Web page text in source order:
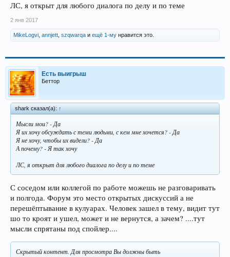
ЛС, я открыт для любого диалога по делу и по теме
2 янв 2017
MikeLogvi, annjett, szqwarqa и ещё 1-му нравится это.
Есть выигрыш
Беттор
shark сказал(а): ↑
Мысли мои? - Да
Я их хочу обсуждать с теми людьми, с кем мне хочется? - Да
Я не хочу, чтобы их видели? - Да
А почему? - Я так хочу
ЛС, я открыт для любого диалога по делу и по теме
С соседом или коллегой по работе можешь не разговаривать
и полгода. Форум это место открытых дискуссий а не
перешёптывание в кулуарах. Человек зашел в тему, видит тут
шо то кроят и ушел, может и не вернутся, а зачем? ....тут
мысли спрятаны под спойлер....
Скрытый контент. Для просмотра Вы должны быть